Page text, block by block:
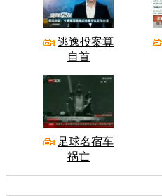
逃逸投案算
自首
足球名宿车
祸亡